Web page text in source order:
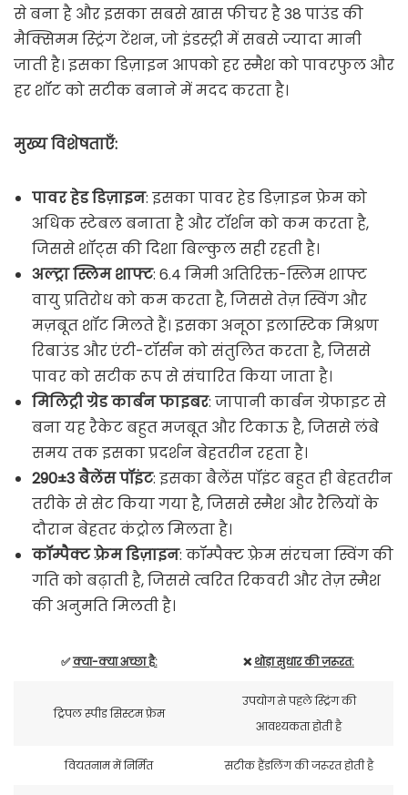
से बना है और इसका सबसे खास फीचर है 38 पाउंड की
मैक्सिमम स्ट्रिंग टेंशन, जो इंडस्ट्री में सबसे ज्यादा मानी
जाती है। इसका डिज़ाइन आपको हर स्मैश को पावरफुल और
हर शॉट को सटीक बनाने में मदद करता है।
मुख्य विशेषताएँ:
पावर हेड डिज़ाइन: इसका पावर हेड डिज़ाइन फ्रेम को
अधिक स्टेबल बनाता है और टॉर्शन को कम करता है,
जिससे शॉट्स की दिशा बिल्कुल सही रहती है।
अल्ट्रा स्लिम शाफ्ट: 6.4 मिमी अतिरिक्त-स्लिम शाफ्ट
वायु प्रतिरोध को कम करता है, जिससे तेज़ स्विंग और
मज़बूत शॉट मिलते हैं। इसका अनूठा इलास्टिक मिश्रण
रिबाउंड और एंटी-टॉर्सन को संतुलित करता है, जिससे
पावर को सटीक रूप से संचारित किया जाता है।
मिलिट्री ग्रेड कार्बन फाइबर: जापानी कार्बन ग्रेफाइट से
बना यह रैकेट बहुत मजबूत और टिकाऊ है, जिससे लंबे
समय तक इसका प्रदर्शन बेहतरीन रहता है।
290±3 बैलेंस पॉइंट: इसका बैलेंस पॉइंट बहुत ही बेहतरीन
तरीके से सेट किया गया है, जिससे स्मैश और रैलियों के
दौरान बेहतर कंट्रोल मिलता है।
कॉम्पैक्ट फ़्रेम डिज़ाइन: कॉम्पैक्ट फ़्रेम संरचना स्विंग की
गति को बढ़ाती है, जिससे त्वरित रिकवरी और तेज़ स्मैश
की अनुमति मिलती है।
✅क्या-क्या अच्छा है: ❌थोड़ा सुधार की ज़रूरत:
ट्रिपल स्पीड सिस्टम फ्रेम
उपयोग से पहले स्ट्रिंग की
आवश्यकता होती है
वियतनाम में निर्मित सटीक हैंडलिंग की जरूरत होती है